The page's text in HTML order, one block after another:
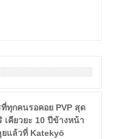
ทุกคนรอคอย PVP สุด
เคียวยะ 10 ปีข้างหน้า
แล้วที่ Katekyō